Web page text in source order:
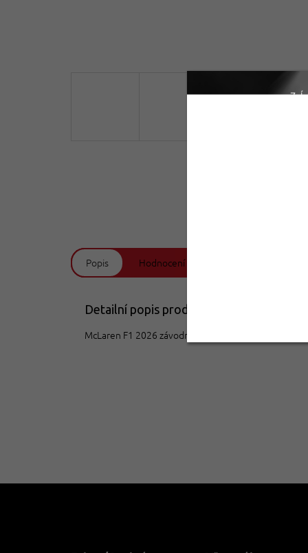
Popis Hodnocení (3)
Detailní popis produktu
McLaren F1 2026 závodní tričko Oscar Piastri černé